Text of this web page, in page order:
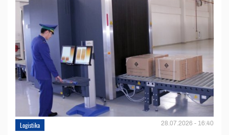
Logistika 28.07.2026 - 16:40